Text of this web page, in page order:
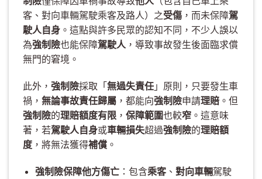
客、對向車輛駕駛乘客及路人）之受傷 ，而未保障駕
駛人自身 。這點與許多民眾的認知不同，不少人誤以
為強制險也能保障駕駛人 ，導致事故發生後面臨求償
無門的窘境。
此外， 強制險採取「無過失責任 」原則，只要發生車
禍， 無論事故責任歸屬 ，都能向強制險申請理賠 。但
強制險的理賠額度有限 ， 保障範圍也較窄 。這意味
著，若駕駛人自身或車輛損失超過強制險的理賠額
度 ，將無法獲得補償 。
強制險保障他方傷亡：包含乘客、 對向車輛駕駛